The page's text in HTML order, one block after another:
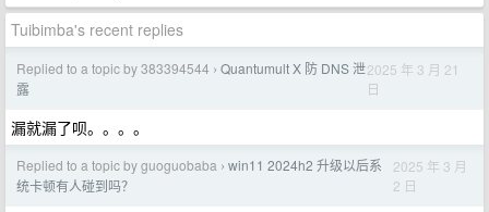
Tuibimba's recent replies
Replied to a topic by 383394544 › Quantumult X 防 DNS 泄
露
2025 年 3 月 21
日
漏就漏了呗。。。。
Replied to a topic by guoguobaba › win11 2024h2 升级以后系
统卡顿有人碰到吗？
2025 年 3 月
2 日